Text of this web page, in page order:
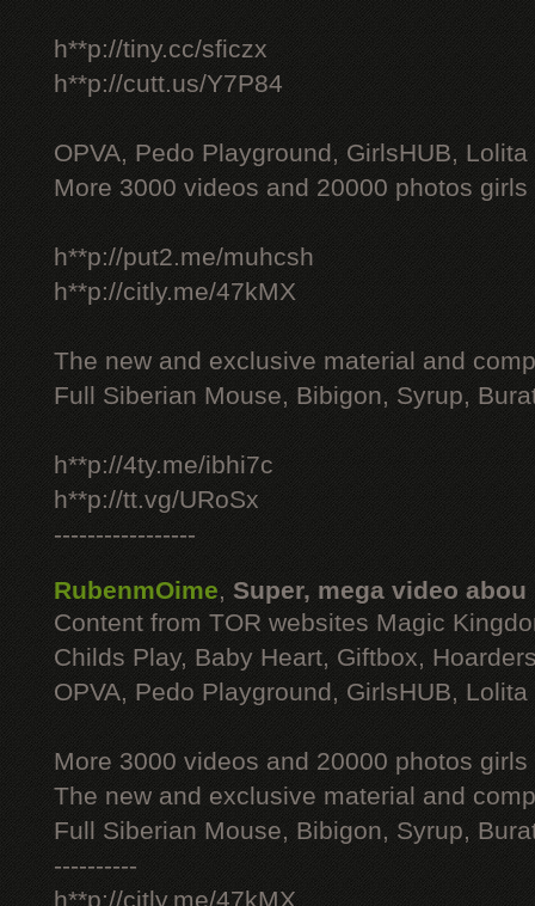
h**p://tiny.cc/sficzx
h**p://cutt.us/Y7P84
OPVA, Pedo Playground, GirlsHUB, Lolita
More 3000 videos and 20000 photos
h**p://put2.me/muhcsh
h**p://citly.me/47kMX
The new and exclusive material and
Full Siberian Mouse, Bibigon, Syrup,
h**p://4ty.me/ibhi7c
h**p://tt.vg/URoSx
-----------------
RubenmOime, Super, mega video abou
Content from TOR websites Magic
Childs Play, Baby Heart, Giftbox,
OPVA, Pedo Playground, GirlsHUB, Lolita
More 3000 videos and 20000 photos
The new and exclusive material and
Full Siberian Mouse, Bibigon, Syrup,
----------
h**p://citly.me/47kMX